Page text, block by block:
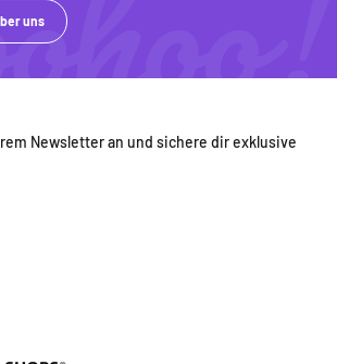
uns
Newsletter an und sichere dir exklusive